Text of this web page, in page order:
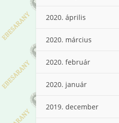
2020. április
2020. március
2020. február
2020. január
2019. december